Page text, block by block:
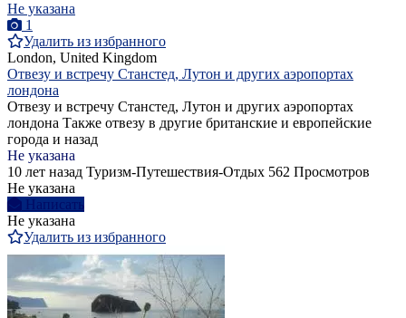
Не указана
1
Удалить из избранного
London, United Kingdom
Отвезу и встречу Станстед, Лутон и других аэропортах
лондона
Отвезу и встречу Станстед, Лутон и других аэропортах
лондона Также отвезу в другие британские и европейские
города и назад
Не указана
10 лет назад Туризм-Путешествия-Отдых 562 Просмотров
Не указана
Написать
Не указана
Удалить из избранного